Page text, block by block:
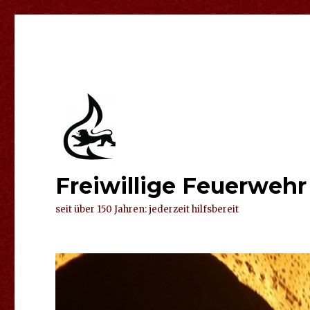
Freiwillige
seit über 150 Jahren: jederzeit hilfsbereit